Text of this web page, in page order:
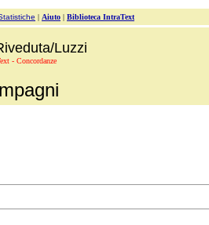
| Aiuto | Biblioteca IntraText
Luzzi
- Concordanze